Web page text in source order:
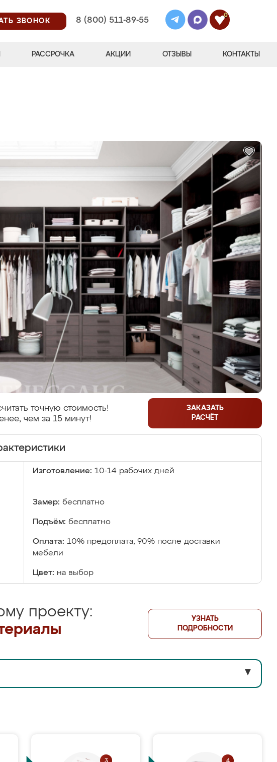
ЗВОНОК
8 (800) 511-89-55
0
РАССРОЧКА АКЦИИ ОТЗЫВЫ КОНТАКТЫ
точную стоимость!
чем за 15 минут!
ЗАКАЗАТЬ
РАСЧЁТ
Изготовление: 10-14 рабочих дней
Замер: бесплатно
Подъём: бесплатно
Оплата: 10% предоплата, 90% после доставки
мебели
Цвет: на выбор
проекту:
УЗНАТЬ
ПОДРОБНОСТИ
▼